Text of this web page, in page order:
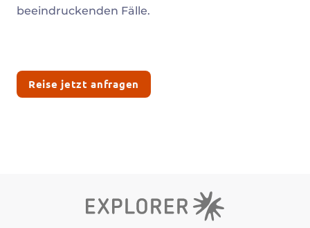
beeindruckenden Fälle.
Reise jetzt anfragen